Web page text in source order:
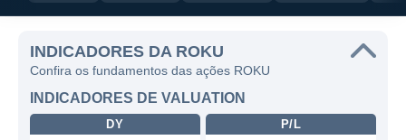
INDICADORES DA ROKU
Confira os fundamentos das ações ROKU
INDICADORES DE VALUATION
DY P/L